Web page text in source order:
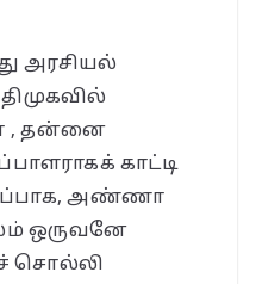
அரசியல்
, தன்னை
காட்டி
அண்ணா
ஒருவனே
சொல்லி